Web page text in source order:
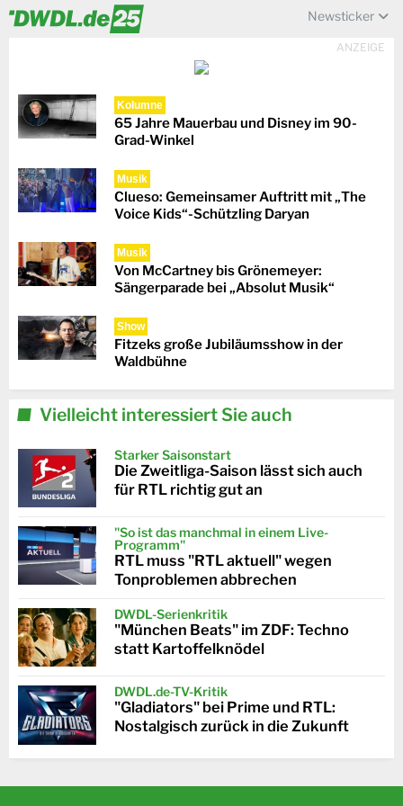
Newsticker
ANZEIGE
Kolumne
65 Jahre Mauerbau und Disney im 90-
Grad-Winkel
Musik
Clueso: Gemeinsamer Auftritt mit „The
Voice Kids“-Schützling Daryan
Musik
Von McCartney bis Grönemeyer:
Sängerparade bei „Absolut Musik“
Show
Fitzeks große Jubiläumsshow in der
Waldbühne
Vielleicht interessiert Sie auch
Starker Saisonstart
Die Zweitliga-Saison lässt sich auch
für RTL richtig gut an
"So ist das manchmal in einem Live-
Programm"
RTL muss "RTL aktuell" wegen
Tonproblemen abbrechen
DWDL-Serienkritik
"München Beats" im ZDF: Techno
statt Kartoffelknödel
DWDL.de-TV-Kritik
"Gladiators" bei Prime und RTL:
Nostalgisch zurück in die Zukunft